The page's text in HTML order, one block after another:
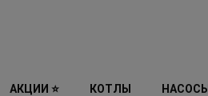
АКЦИИ ⭐ КОТЛЫ НАСОСЫ